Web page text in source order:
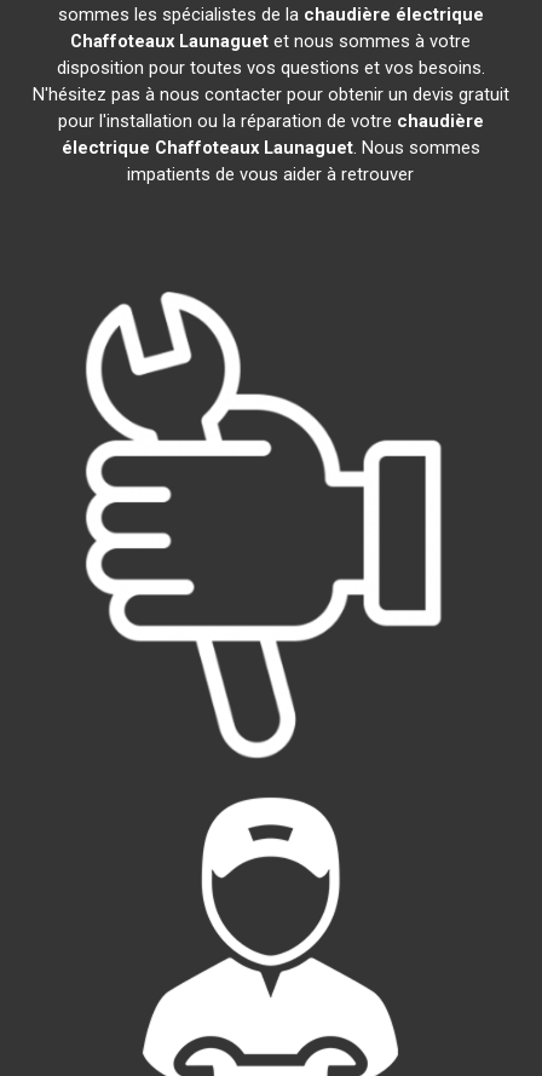
sommes les spécialistes de la chaudière électrique
Chaffoteaux Launaguet et nous sommes à votre
disposition pour toutes vos questions et vos besoins.
N'hésitez pas à nous contacter pour obtenir un devis gratuit
pour l'installation ou la réparation de votre chaudière
électrique Chaffoteaux Launaguet. Nous sommes
impatients de vous aider à retrouver